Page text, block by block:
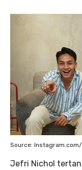
Source:
Jefri Nichol